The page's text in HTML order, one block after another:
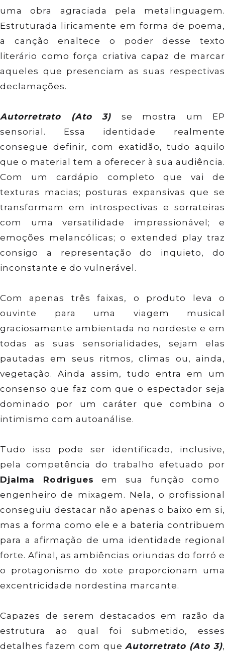
uma obra agraciada pela metalinguagem.
Estruturada liricamente em forma de poema,
a canção enaltece o poder desse texto
literário como força criativa capaz de marcar
aqueles que presenciam as suas respectivas
declamações.
Autorretrato (Ato 3) se mostra um EP
sensorial. Essa identidade realmente
consegue definir, com exatidão, tudo aquilo
que o material tem a oferecer à sua audiência.
Com um cardápio completo que vai de
texturas macias; posturas expansivas que se
transformam em introspectivas e sorrateiras
com uma versatilidade impressionável; e
emoções melancólicas; o extended play traz
consigo a representação do inquieto, do
inconstante e do vulnerável.
Com apenas três faixas, o produto leva o
ouvinte para uma viagem musical
graciosamente ambientada no nordeste e em
todas as suas sensorialidades, sejam elas
pautadas em seus ritmos, climas ou, ainda,
vegetação. Ainda assim, tudo entra em um
consenso que faz com que o espectador seja
dominado por um caráter que combina o
intimismo com autoanálise.
Tudo isso pode ser identificado, inclusive,
pela competência do trabalho efetuado por
Djalma Rodrigues em sua função como
engenheiro de mixagem. Nela, o profissional
conseguiu destacar não apenas o baixo em si,
mas a forma como ele e a bateria contribuem
para a afirmação de uma identidade regional
forte. Afinal, as ambiências oriundas do forró e
o protagonismo do xote proporcionam uma
excentricidade nordestina marcante.
Capazes de serem destacados em razão da
estrutura ao qual foi submetido, esses
detalhes fazem com queAutorretrato (Ato 3),